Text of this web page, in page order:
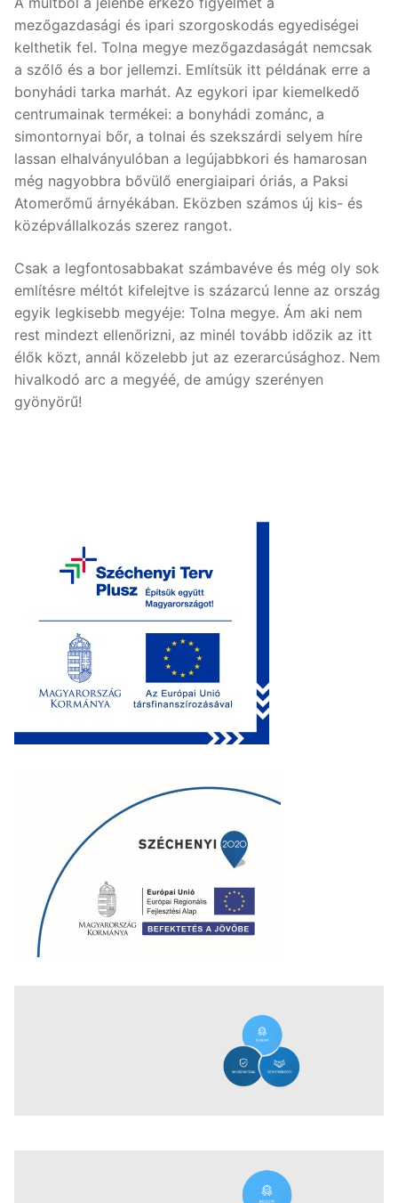
mezőgazdasági és ipari szorgoskodás egyediségei
kelthetik fel. Tolna megye mezőgazdaságát nemcsak
a szőlő és a bor jellemzi. Említsük itt példának erre a
bonyhádi tarka marhát. Az egykori ipar kiemelkedő
centrumainak termékei: a bonyhádi zománc, a
simontornyai bőr, a tolnai és szekszárdi selyem híre
lassan elhalványulóban a legújabbkori és hamarosan
még nagyobbra bővülő energiaipari óriás, a Paksi
Atomerőmű árnyékában. Eközben számos új kis- és
középvállalkozás szerez rangot.
Csak a legfontosabbakat számbavéve és még oly sok
említésre méltót kifelejtve is százarcú lenne az ország
egyik legkisebb megyéje: Tolna megye. Ám aki nem
rest mindezt ellenőrizni, az minél tovább időzik az itt
élők közt, annál közelebb jut az ezerarcúsághoz. Nem
hivalkodó arc a megyéé, de amúgy szerényen
gyönyörű!